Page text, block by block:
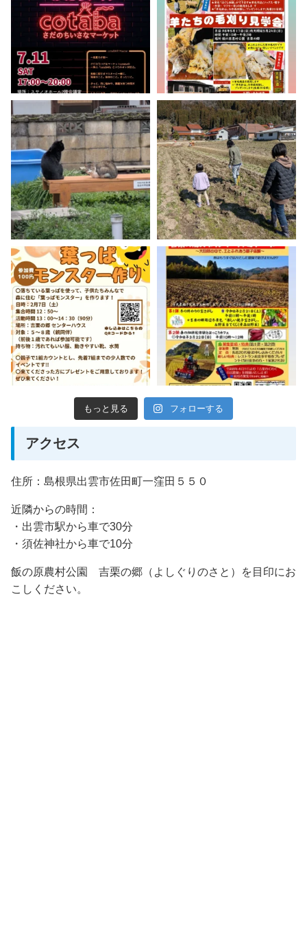
もっと見る フォローする
アクセス
住所：島根県出雲市佐田町一窪田５５０
近隣からの時間：
・出雲市駅から車で30分
・須佐神社から車で10分
飯の原農村公園 吉栗の郷（よしぐりのさと）を目印にお
こしください。